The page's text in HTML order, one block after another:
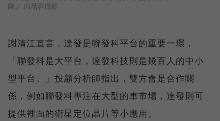
圖／ 邱品蓉攝影
謝清江直言，達發是聯發科平台的重要一環，
「聯發科是大平台，達發科技則是幾百人的中小
型平台。」投顧分析師指出，雙方會是合作關
係，例如聯發科專注在大型的車市場，達發則可
提供裡面的衛星定位晶片等小應用。